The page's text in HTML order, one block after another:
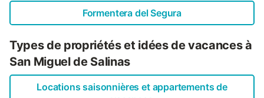
Formentera del Segura
Types de propriétés et idées de vacances à
San Miguel de Salinas
Locations saisonnières et appartements de